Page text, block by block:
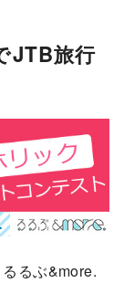
JTB旅行
るぶ&more.